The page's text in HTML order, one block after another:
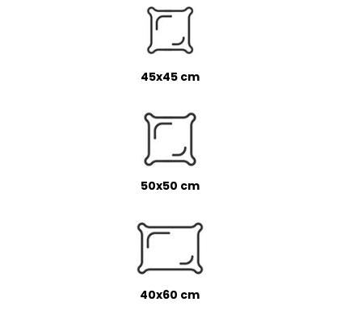
45x45 cm
50x50 cm
40x60 cm